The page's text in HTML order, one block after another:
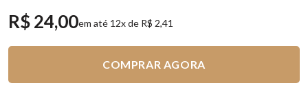
R$ 24,00em até 12x de R$ 2,41
COMPRAR AGORA